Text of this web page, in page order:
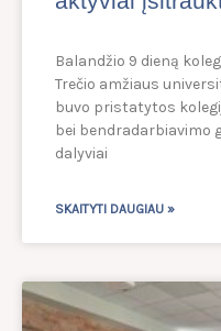
Balandžio 9 dieną
Trečio amžiaus
buvo pristatytos
bei bendradarbiavimo
dalyviai
SKAITYTI DAUGIAU »